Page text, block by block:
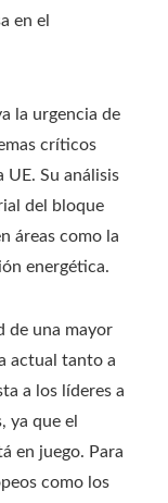
en el
la urgencia de
críticos
Su análisis
del bloque
áreas como la
energética.
de una mayor
actual tanto a
a los líderes a
ya que el
en juego. Para
como los